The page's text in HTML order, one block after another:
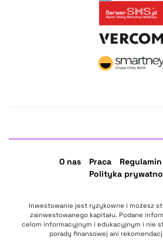
O nas Praca Regulamin
Polityka
Inwestowanie jest ryzykowne i możesz
zainwestowanego kapitału. Podane
celom informacyjnym i edukacyjnym i nie
porady finansowej ani